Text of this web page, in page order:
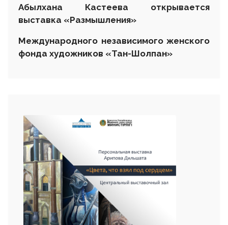
Абылхана Кастеева открывается
выставка «Размышления»
Международного независимого женского
фонда художников «Тан-Шолпан»